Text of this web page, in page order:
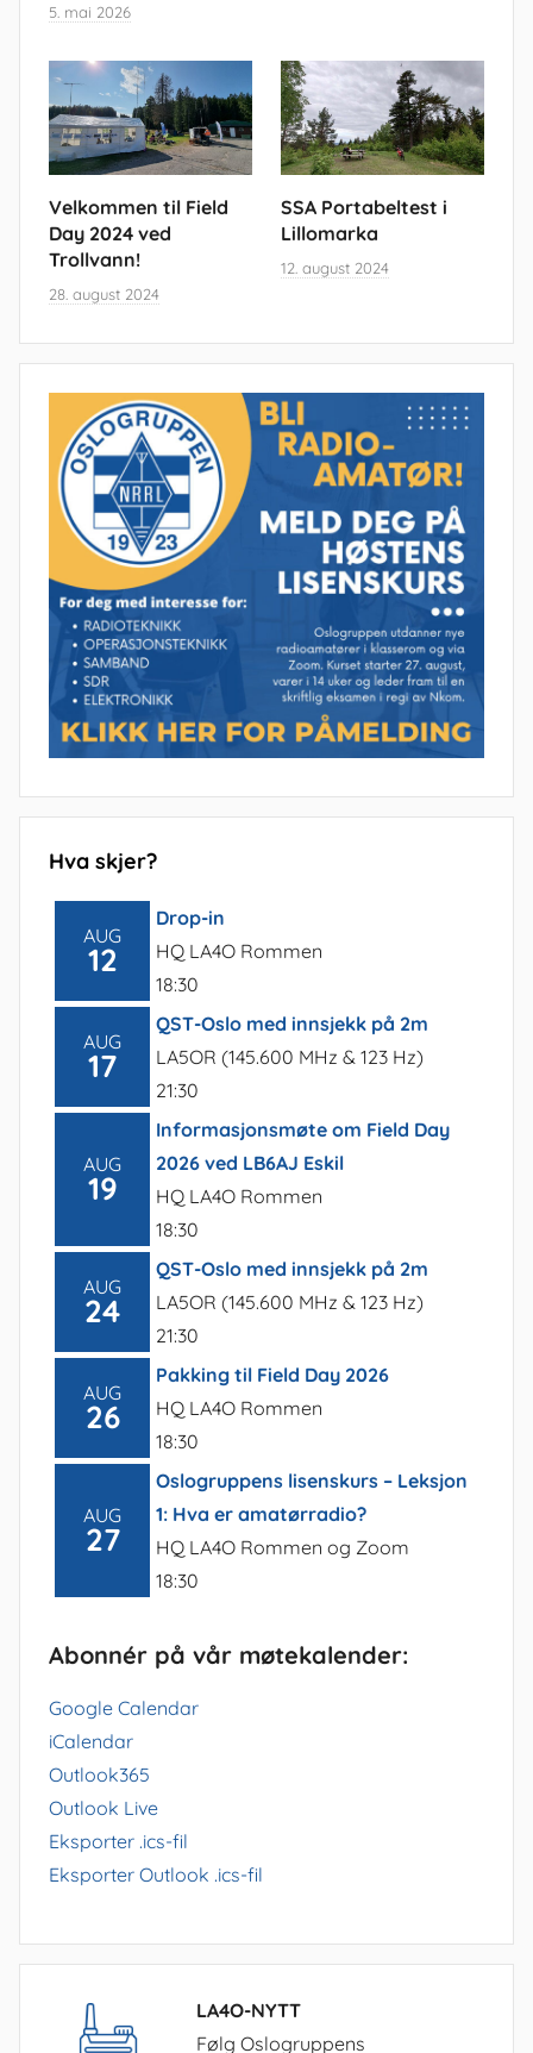
5. mai 2026
Velkommen til Field
Day 2024 ved
Trollvann!
28. august 2024
SSA Portabeltest i
Lillomarka
12. august 2024
Hva skjer?
AUG
12
Drop-in
HQ LA4O Rommen
18:30
AUG
17
QST-Oslo med innsjekk på 2m
LA5OR (145.600 MHz & 123 Hz)
21:30
AUG
19
Informasjonsmøte om Field Day
2026 ved LB6AJ Eskil
HQ LA4O Rommen
18:30
AUG
24
QST-Oslo med innsjekk på 2m
LA5OR (145.600 MHz & 123 Hz)
21:30
AUG
26
Pakking til Field Day 2026
HQ LA4O Rommen
18:30
AUG
27
Oslogruppens lisenskurs – Leksjon
1: Hva er amatørradio?
HQ LA4O Rommen og Zoom
18:30
Abonnér på vår møtekalender:
Google Calendar
iCalendar
Outlook365
Outlook Live
Eksporter .ics-fil
Eksporter Outlook .ics-fil
LA4O-NYTT
Følg Oslogruppens